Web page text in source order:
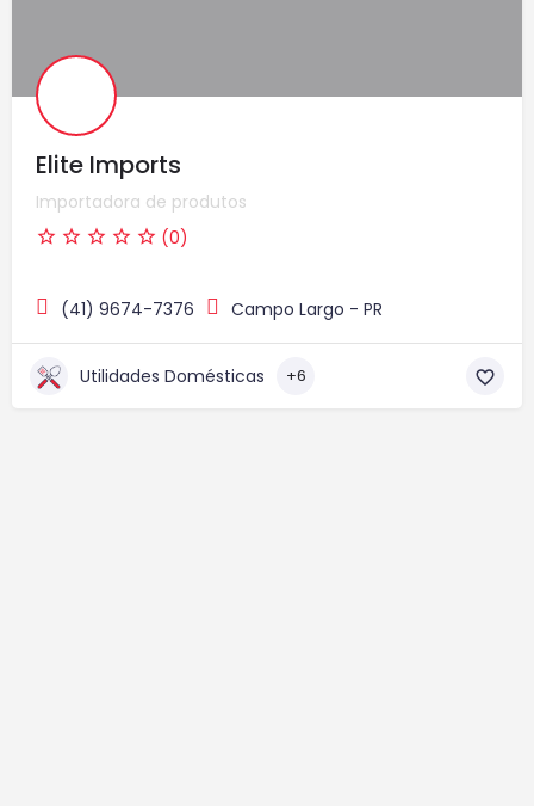
Elite Imports
Importadora de produtos
(0)
(41) 9674-7376 Campo Largo - PR
Utilidades Domésticas +6